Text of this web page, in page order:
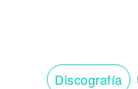
Discografía